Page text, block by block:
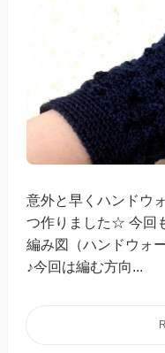
意外と早くハンドウ
つ作りました☆ 今回
編み図（ハンドウォ
♪今回は編む方向...